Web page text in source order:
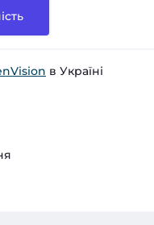
в Україні